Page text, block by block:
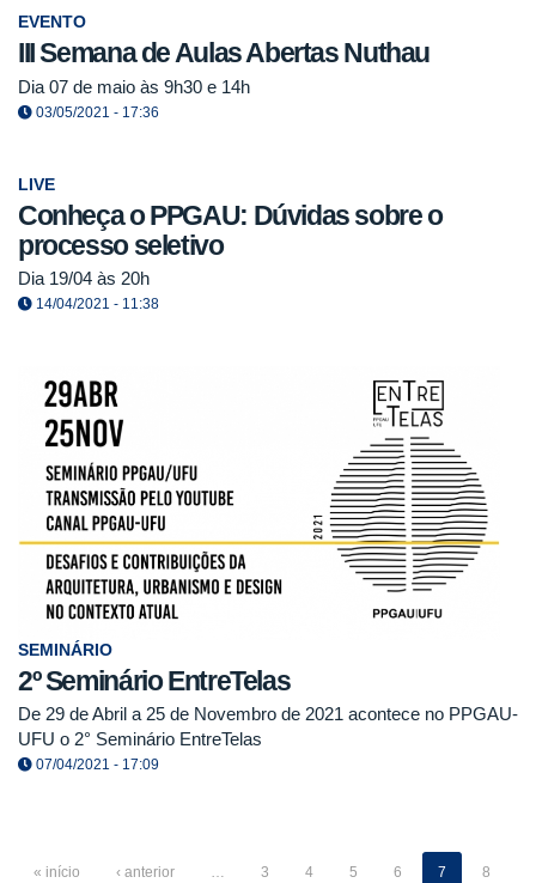
EVENTO
III Semana de Aulas Abertas Nuthau
Dia 07 de maio às 9h30 e 14h
03/05/2021 - 17:36
LIVE
Conheça o PPGAU: Dúvidas sobre o
processo seletivo
Dia 19/04 às 20h
14/04/2021 - 11:38
SEMINÁRIO
2º Seminário EntreTelas
De 29 de Abril a 25 de Novembro de 2021 acontece no PPGAU-
UFU o 2° Seminário EntreTelas
07/04/2021 - 17:09
« início ‹ anterior … 3 4 5 6 7 8